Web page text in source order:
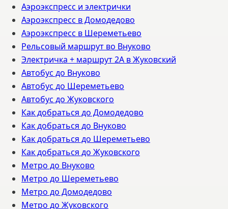
Аэроэкспресс и электрички
Аэроэкспресс в Домодедово
Аэроэкспресс в Шереметьево
Рельсовый маршрут во Внуково
Электричка + маршрут 2А в Жуковский
Автобус до Внуково
Автобус до Шереметьево
Автобус до Жуковского
Как добраться до Домодедово
Как добраться до Внуково
Как добраться до Шереметьево
Как добраться до Жуковского
Метро до Внуково
Метро до Шереметьево
Метро до Домодедово
Метро до Жуковского